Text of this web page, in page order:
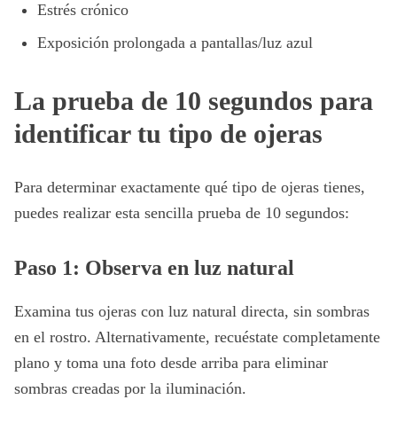
Estrés crónico
Exposición prolongada a pantallas/luz azul
La prueba de 10 segundos para
identificar tu tipo de ojeras
Para determinar exactamente qué tipo de ojeras tienes,
puedes realizar esta sencilla prueba de 10 segundos:
Paso 1: Observa en luz natural
Examina tus ojeras con luz natural directa, sin sombras
en el rostro. Alternativamente, recuéstate completamente
plano y toma una foto desde arriba para eliminar
sombras creadas por la iluminación.